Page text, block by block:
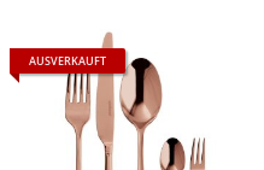
AUSVERKAUFT